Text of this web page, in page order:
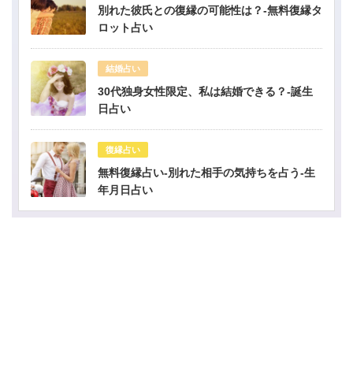
別れた彼氏との復縁の可能性は？-無料復縁タ
ロット占い
結婚占い
30代独身女性限定、私は結婚できる？-誕生
日占い
復縁占い
無料復縁占い-別れた相手の気持ちを占う-生
年月日占い